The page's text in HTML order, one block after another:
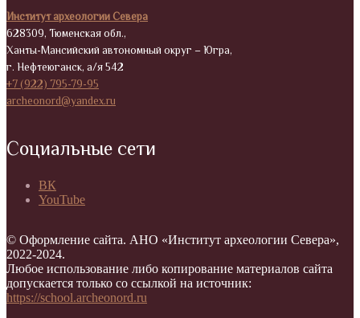
Институт археологии Севера
628309, Тюменская обл.,
Ханты-Мансийский автономный округ – Югра,
г. Нефтеюганск, а/я 542
+7 (922) 795-79-95
archeonord@yandex.ru
Социальные сети
ВК
YouTube
© Оформление сайта. АНО «Институт археологии Севера»,
2022-2024.
Любое использование либо копирование материалов сайта
допускается только со ссылкой на источник:
https://school.archeonord.ru